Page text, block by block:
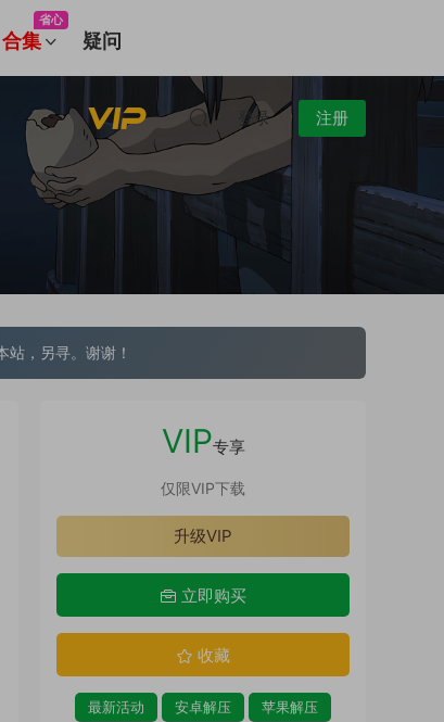
合集
省心
疑问
登录 注册
，另寻。谢谢！
VIP专享
仅限VIP下载
升级VIP
立即购买
收藏
最新活动 安卓解压 苹果解压